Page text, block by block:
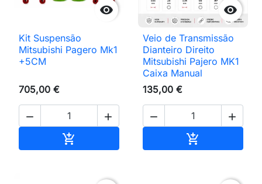

Kit Suspensão
Mitsubishi Pagero Mk1
+5CM
705,00 €
 


Veio de Transmissão
Dianteiro Direito
Mitsubishi Pajero MK1
Caixa Manual
135,00 €
 
